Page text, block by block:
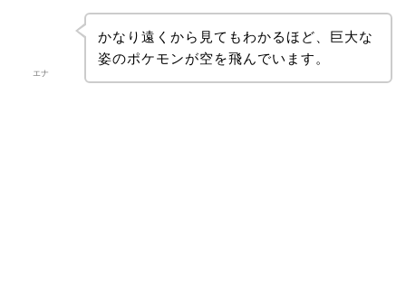
エナ
かなり遠くから見てもわかるほど、巨大な
姿のポケモンが空を飛んでいます。